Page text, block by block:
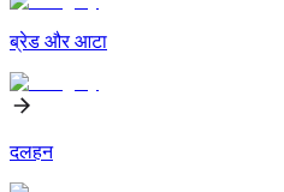
ब्रेड और आटा
दलहन